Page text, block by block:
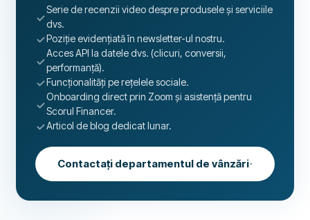
Serie de recenzii video despre produsele și serviciile
dvs.
Poziție evidențiată în newsletter-ul nostru.
Acces API la datele dvs. (clicuri, conversii,
performanță).
Funcționalități pe rețelele sociale.
Onboarding direct prin Zoom și asistență pentru
Scorul Financer.
Articol de blog dedicat lunar.
Contactați departamentul de vânzări